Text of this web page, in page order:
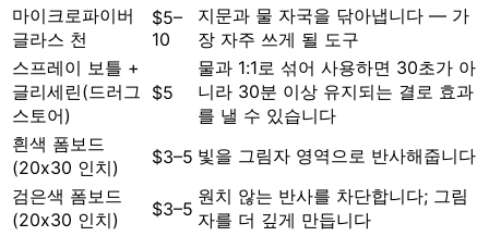
마이크로파이버
글라스 천
$5–
10
지문과 물 자국을 닦아냅니다 — 가
장 자주 쓰게 될 도구
스프레이 보틀 +
글리세린(드러그
스토어)
$5
물과 1:1로 섞어 사용하면 30초가 아
니라 30분 이상 유지되는 결로 효과
를 낼 수 있습니다
흰색 폼보드
(20x30 인치)
$3–5 빛을 그림자 영역으로 반사해줍니다
검은색 폼보드
(20x30 인치)
$3–5
원치 않는 반사를 차단합니다; 그림
자를 더 깊게 만듭니다